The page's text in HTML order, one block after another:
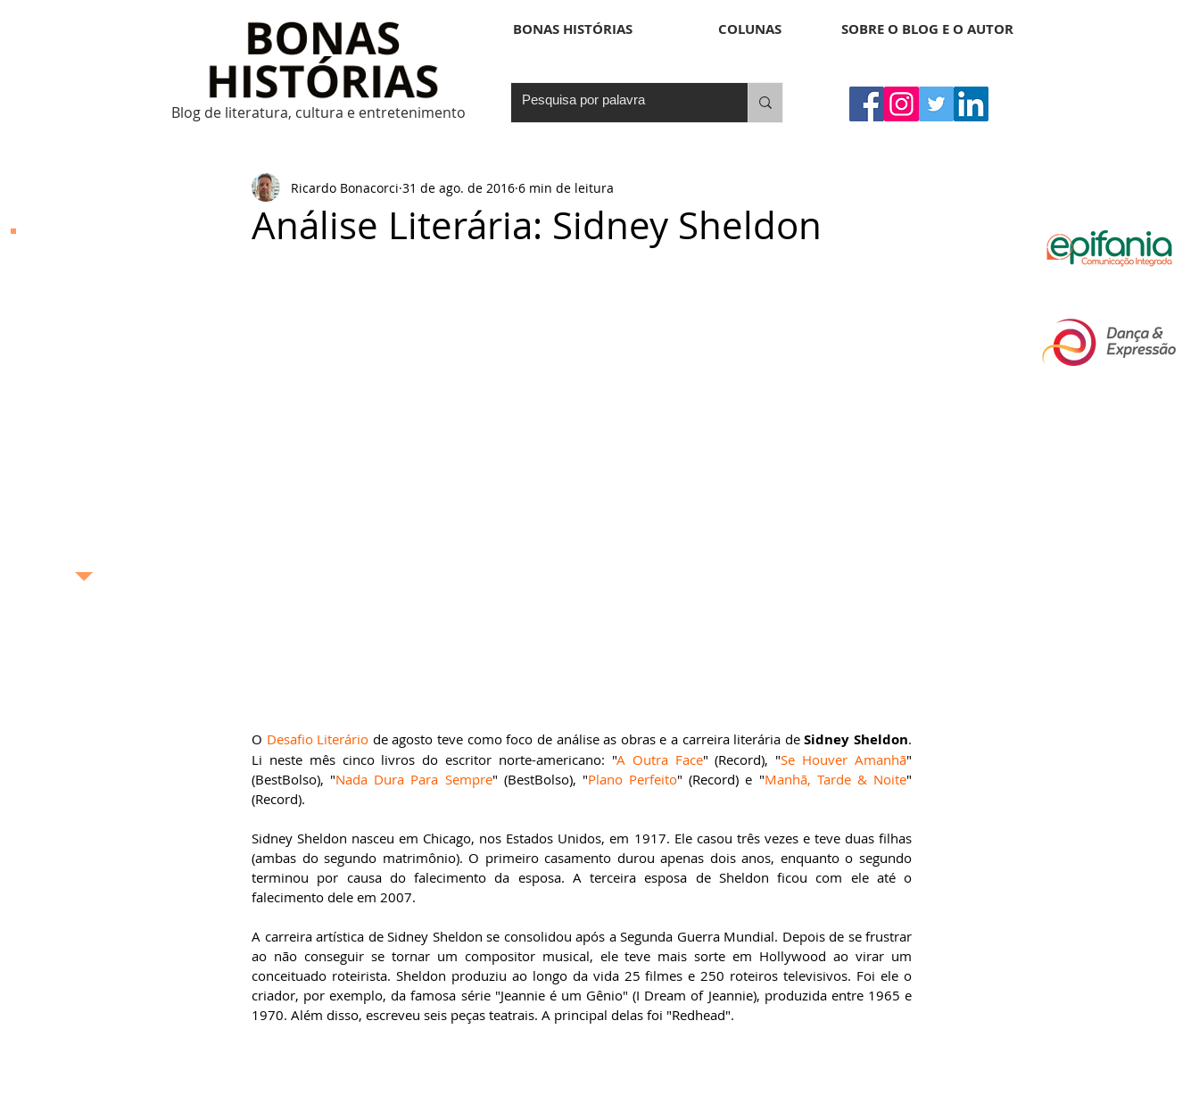
Blog de literatura, cultura e entretenimento
BONAS HISTÓRIAS COLUNAS SOBRE O BLOG E O AUTOR
Análise Literária: Sidney Sheldon
Ricardo Bonacorci 31 de ago. de 2016 6 min de leitura
O Desafio Literário de agosto teve como foco de análise as obras e a carreira literária de Sidney Sheldon.
Li neste mês cinco livros do escritor norte-americano: "A Outra Face" (Record), "Se Houver Amanhã"
(BestBolso), "Nada Dura Para Sempre" (BestBolso), "Plano Perfeito" (Record) e "Manhã, Tarde & Noite"
(Record).
Sidney Sheldon nasceu em Chicago, nos Estados Unidos, em 1917. Ele casou três vezes e teve duas filhas
(ambas do segundo matrimônio). O primeiro casamento durou apenas dois anos, enquanto o segundo
terminou por causa do falecimento da esposa. A terceira esposa de Sheldon ficou com ele até o
falecimento dele em 2007.
A carreira artística de Sidney Sheldon se consolidou após a Segunda Guerra Mundial. Depois de se frustrar
ao não conseguir se tornar um compositor musical, ele teve mais sorte em Hollywood ao virar um
conceituado roteirista. Sheldon produziu ao longo da vida 25 filmes e 250 roteiros televisivos. Foi ele o
criador, por exemplo, da famosa série "Jeannie é um Gênio" (I Dream of Jeannie), produzida entre 1965 e
1970. Além disso, escreveu seis peças teatrais. A principal delas foi "Redhead".